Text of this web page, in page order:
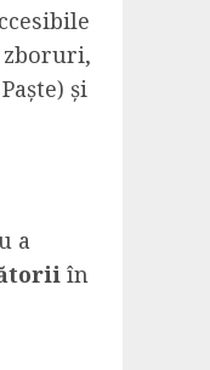
zboruri,
și
a
în